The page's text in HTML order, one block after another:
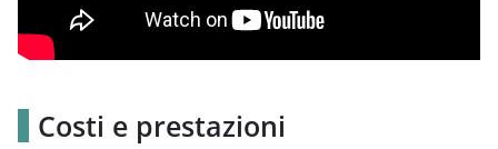
Costi e prestazioni